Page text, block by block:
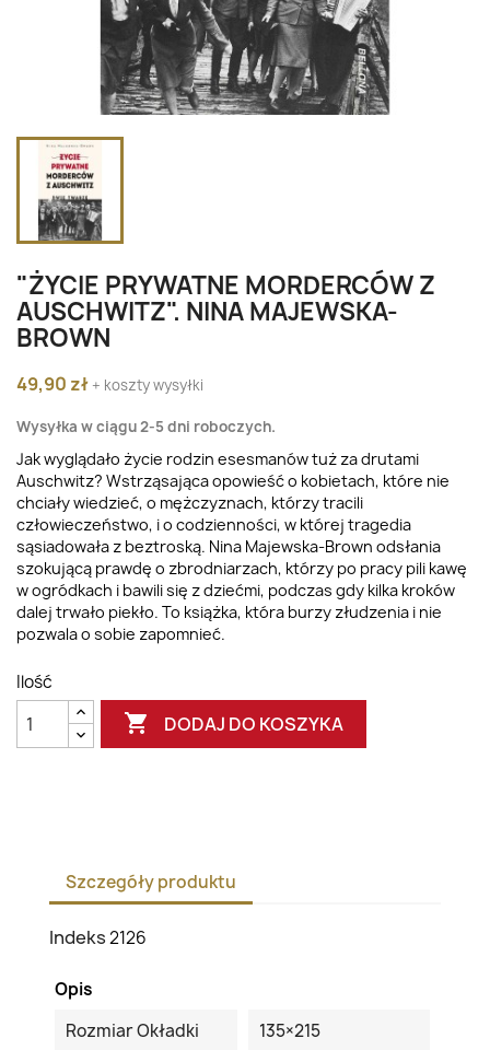
"ŻYCIE PRYWATNE MORDERCÓW Z
AUSCHWITZ". NINA MAJEWSKA-
BROWN
49,90 zł + koszty wysyłki
Wysyłka w ciągu 2-5 dni roboczych.
Jak wyglądało życie rodzin esesmanów tuż za drutami
Auschwitz? Wstrząsająca opowieść o kobietach, które nie
chciały wiedzieć, o mężczyznach, którzy tracili
człowieczeństwo, i o codzienności, w której tragedia
sąsiadowała z beztroską. Nina Majewska-Brown odsłania
szokującą prawdę o zbrodniarzach, którzy po pracy pili kawę
w ogródkach i bawili się z dziećmi, podczas gdy kilka kroków
dalej trwało piekło. To książka, która burzy złudzenia i nie
pozwala o sobie zapomnieć.
Ilość
 DODAJ DO KOSZYKA
Szczegóły produktu
Indeks2126
Opis
Rozmiar Okładki
135×215